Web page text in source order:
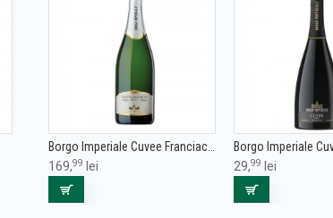
169,99 lei
29,99 lei